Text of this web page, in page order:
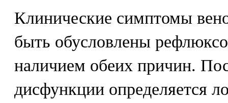
Клинические симптомы
быть обусловлены
наличием обеих причин.
дисфункции определяется